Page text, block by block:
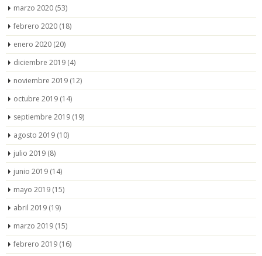
marzo 2020 (53)
febrero 2020 (18)
enero 2020 (20)
diciembre 2019 (4)
noviembre 2019 (12)
octubre 2019 (14)
septiembre 2019 (19)
agosto 2019 (10)
julio 2019 (8)
junio 2019 (14)
mayo 2019 (15)
abril 2019 (19)
marzo 2019 (15)
febrero 2019 (16)